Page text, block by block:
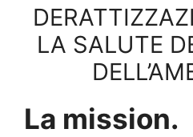
LA SALUTE
La mission.